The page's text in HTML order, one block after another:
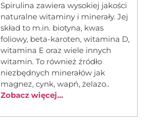
Spirulina zawiera wysokiej jakości
naturalne witaminy i minerały. Jej
skład to m.in. biotyna, kwas
foliowy, beta-karoten, witamina D,
witamina E oraz wiele innych
witamin. To również źródło
niezbędnych minerałów jak
magnez, cynk, wapń, żelazo..
Zobacz więcej...